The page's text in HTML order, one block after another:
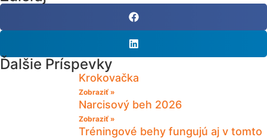
Ďalšie Príspevky
Krokovačka
Zobraziť »
Narcisový beh 2026
Zobraziť »
Tréningové behy fungujú aj v tomto